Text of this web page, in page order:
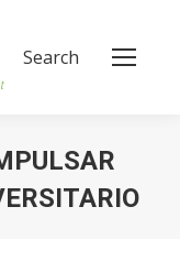
Search:
Search